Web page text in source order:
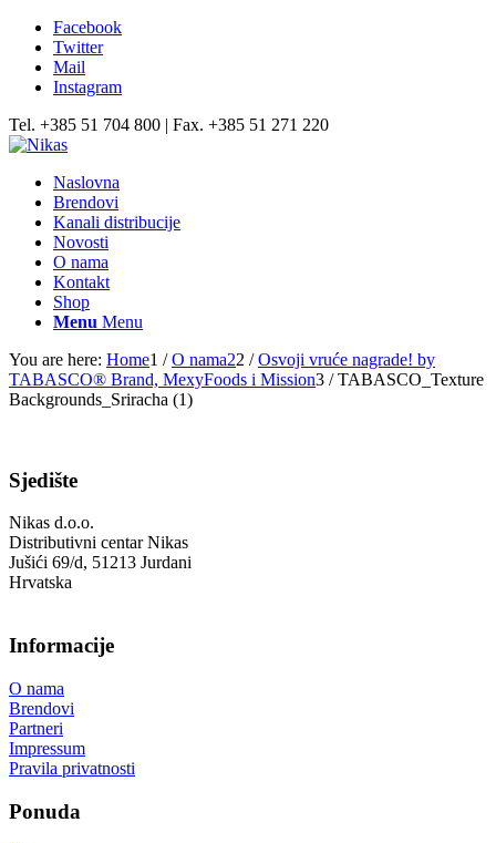
Facebook
Twitter
Mail
Instagram
Tel. +385 51 704 800 | Fax. +385 51 271 220
Naslovna
Brendovi
Kanali distribucije
Novosti
O nama
Kontakt
Shop
Menu Menu
You are here: Home1 / O nama22 / Osvoji vruće nagrade! by
TABASCO® Brand, MexyFoods i Mission3 / TABASCO_Texture
Backgrounds_Sriracha (1)
Sjedište
Nikas d.o.o.
Distributivni centar Nikas
Jušići 69/d, 51213 Jurdani
Hrvatska
Informacije
O nama
Brendovi
Partneri
Impressum
Pravila privatnosti
Ponuda